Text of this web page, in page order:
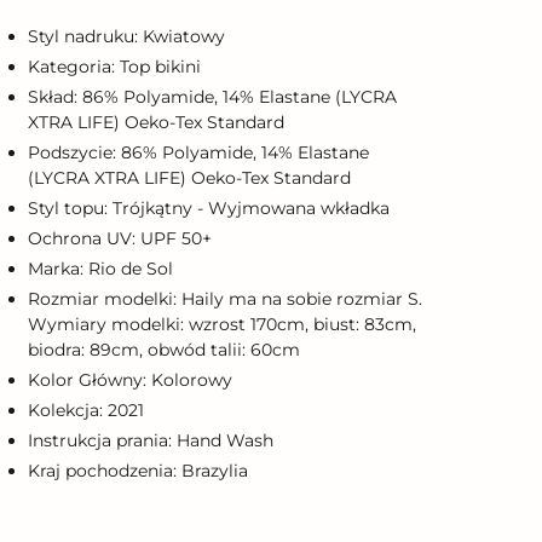
Styl nadruku: Kwiatowy
Kategoria: Top bikini
Skład: 86% Polyamide, 14% Elastane (LYCRA
XTRA LIFE) Oeko-Tex Standard
Podszycie: 86% Polyamide, 14% Elastane
(LYCRA XTRA LIFE) Oeko-Tex Standard
Styl topu: Trójkątny - Wyjmowana wkładka
Ochrona UV: UPF 50+
Marka: Rio de Sol
Rozmiar modelki: Haily ma na sobie rozmiar S.
Wymiary modelki: wzrost 170cm, biust: 83cm,
biodra: 89cm, obwód talii: 60cm
Kolor Główny: Kolorowy
Kolekcja: 2021
Instrukcja prania: Hand Wash
Kraj pochodzenia: Brazylia